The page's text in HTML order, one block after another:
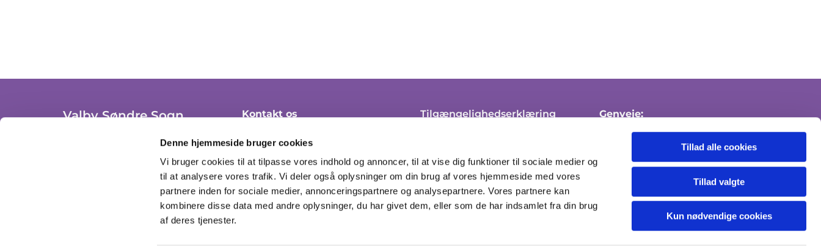
Denne hjemmeside bruger cookies
Vi bruger cookies til at tilpasse vores indhold og annoncer, til at vise dig funktioner til sociale medier og
til at analysere vores trafik. Vi deler også oplysninger om din brug af vores hjemmeside med vores
partnere inden for sociale medier, annonceringspartnere og analysepartnere. Vores partnere kan
kombinere disse data med andre oplysninger, du har givet dem, eller som de har indsamlet fra din brug
af deres tjenester.
Tillad alle cookies
Tillad valgte
Kun nødvendige cookies
Valby Søndre Sogn
Trekronergade 3A, st. th.
Kontakt os
valbysoendre.sogn@km.dk
Se åbningstider her
Tilgængelighedserklæring
Cookie-politik
Tilmeld til nyhedsbrev
Genveje:
Medlemskab af folkekirken
Privatlivspolitik Log på ChurchDesk